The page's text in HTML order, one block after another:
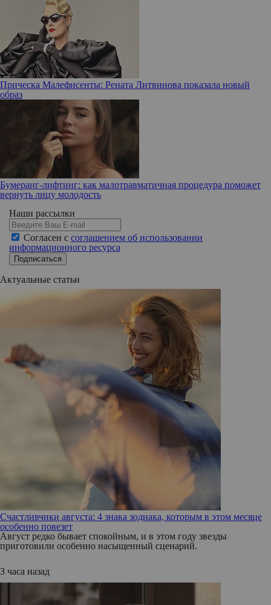
Прическа Малефисенты: Рената Литвинова показала новый
образ
Бумеранг-лифтинг: как малотравматичная процедура поможет
вернуть лицу молодость
Наши рассылки
Согласен с соглашением об использовании
информационного ресурса
Подписаться
Актуальные статьи
Счастливчики августа: 4 знака зодиака, которым в этом месяце
особенно повезет
Август редко бывает спокойным, и в этом году звезды
приготовили особенно насыщенный сценарий.
3 часа назад